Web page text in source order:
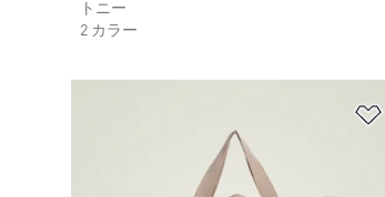
トニー
2 カラー